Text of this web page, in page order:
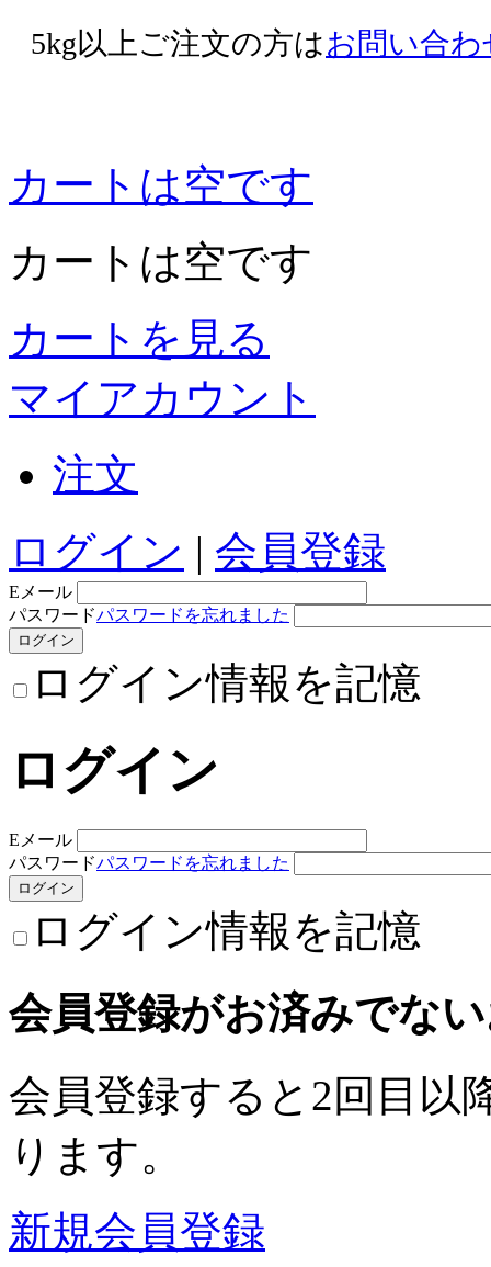
5kg以上ご注文の方はお問い合
カートは空です
カートは空です
カートを見る
マイアカウント
注文
ログイン | 会員登録
Eメール
パスワードパスワードを忘れました
ログイン情報を記憶
ログイン
Eメール
パスワードパスワードを忘れました
ログイン情報を記憶
会員登録がお済みでな
会員登録すると2回目以
ります。
新規会員登録